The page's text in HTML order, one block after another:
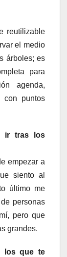
reutilizable
el medio
árboles; es
para
agenda,
con puntos
ir tras los
empezar a
siento al
último me
personas
pero que
grandes.
los que te